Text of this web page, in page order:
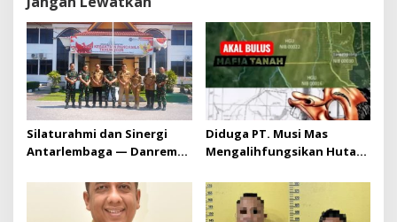
Silaturahmi dan Sinergi
Antarlembaga — Danrem
Kejaksaan Negeri Kuansing
Diduga PT. Musi Mas
Mengalihfungsikan Hutan
diduga melebihi batas izin
yang diizinkan